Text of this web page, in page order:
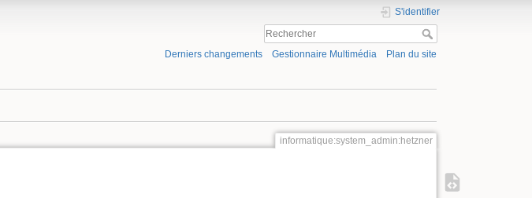
S'identifier
Derniers changements Gestionnaire Multimédia Plan du site
informatique:system_admin:hetzner